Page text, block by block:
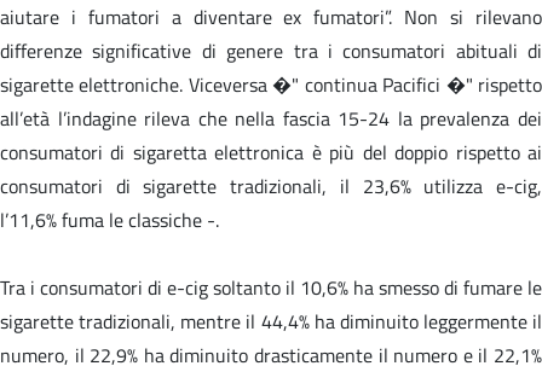
aiutare i fumatori a diventare ex fumatori”. Non si rilevano
differenze significative di genere tra i consumatori abituali di
sigarette elettroniche. Viceversa �" continua Pacifici �" rispetto
all’età l’indagine rileva che nella fascia 15-24 la prevalenza dei
consumatori di sigaretta elettronica è più del doppio rispetto ai
consumatori di sigarette tradizionali, il 23,6% utilizza e-cig,
l’11,6% fuma le classiche -.
Tra i consumatori di e-cig soltanto il 10,6% ha smesso di fumare le
sigarette tradizionali, mentre il 44,4% ha diminuito leggermente il
numero, il 22,9% ha diminuito drasticamente il numero e il 22,1%